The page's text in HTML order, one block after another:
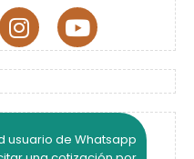
usuario de Whatsapp